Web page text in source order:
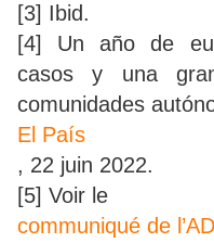
[3] Ibid.
[4] Un año de
casos y una
comunidades
El País
, 22 juin 2022.
[5] Voir le
communiqué de